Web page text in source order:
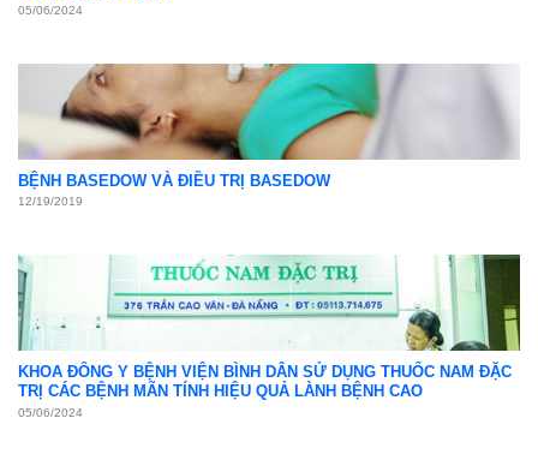
05/06/2024
BỆNH BASEDOW VÀ ĐIỀU TRỊ BASEDOW
12/19/2019
KHOA ĐÔNG Y BỆNH VIỆN BÌNH DÂN SỬ DỤNG THUỐC NAM ĐẶC
TRỊ CÁC BỆNH MÃN TÍNH HIỆU QUẢ LÀNH BỆNH CAO
05/06/2024